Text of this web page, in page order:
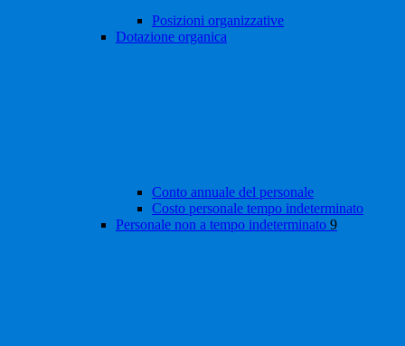
Posizioni organizzative
Dotazione organica
Conto annuale del personale
Costo personale tempo indeterminato
Personale non a tempo indeterminato 9